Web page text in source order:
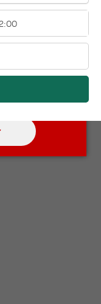
proteger e